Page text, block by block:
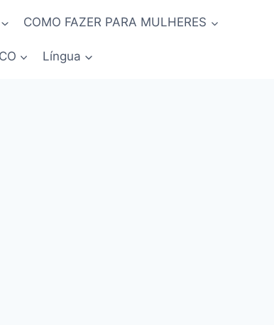
COMO FAZER PARA MULHERES
Língua